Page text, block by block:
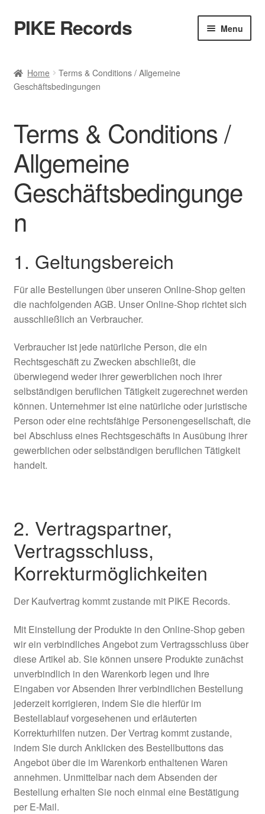
Skip
to
Skip
to
PIKE Records Menu
Releases
Contact / Kontakt
Home
Terms & Conditions / Allgemeine
Geschäftsbedingungen
Terms & Conditions /
Allgemeine
Geschäftsbedingunge
n
1. Geltungsbereich
Für alle Bestellungen über unseren Online-Shop gelten
die nachfolgenden AGB. Unser Online-Shop richtet sich
ausschließlich an Verbraucher.
Verbraucher ist jede natürliche Person, die ein
Rechtsgeschäft zu Zwecken abschließt, die
überwiegend weder ihrer gewerblichen noch ihrer
selbständigen beruflichen Tätigkeit zugerechnet werden
können. Unternehmer ist eine natürliche oder juristische
Person oder eine rechtsfähige Personengesellschaft, die
bei Abschluss eines Rechtsgeschäfts in Ausübung ihrer
gewerblichen oder selbständigen beruflichen Tätigkeit
handelt.
2. Vertragspartner,
Vertragsschluss,
Korrekturmöglichkeiten
Der Kaufvertrag kommt zustande mit PIKE Records.
Mit Einstellung der Produkte in den Online-Shop geben
wir ein verbindliches Angebot zum Vertragsschluss über
diese Artikel ab. Sie können unsere Produkte zunächst
unverbindlich in den Warenkorb legen und Ihre
Eingaben vor Absenden Ihrer verbindlichen Bestellung
jederzeit korrigieren, indem Sie die hierfür im
Bestellablauf vorgesehenen und erläuterten
Korrekturhilfen nutzen. Der Vertrag kommt zustande,
indem Sie durch Anklicken des Bestellbuttons das
Angebot über die im Warenkorb enthaltenen Waren
annehmen. Unmittelbar nach dem Absenden der
Bestellung erhalten Sie noch einmal eine Bestätigung
per E-Mail.